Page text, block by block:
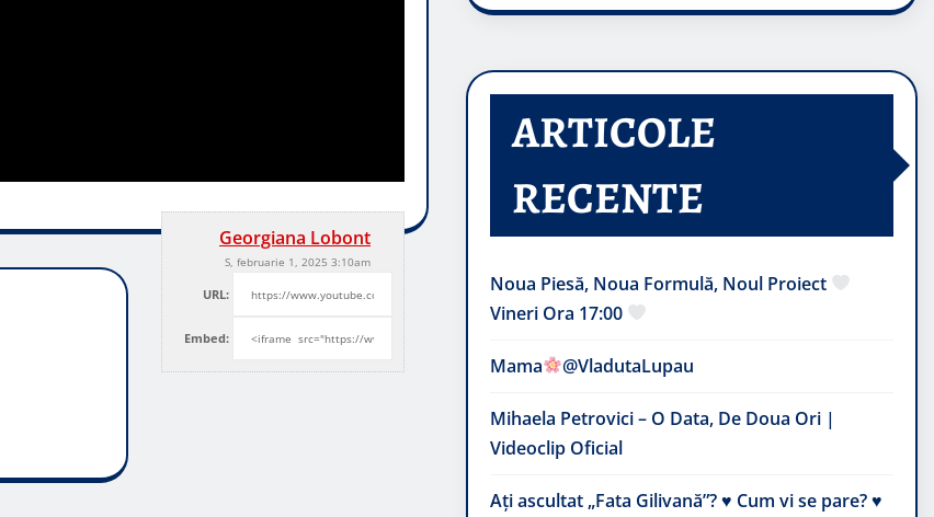
Georgiana Lobont
S, februarie 1, 2025 3:10am
URL:
Embed:
ARTICOLE
RECENTE
Noua Piesă, Noua Formulă, Noul Proiect
Vineri Ora 17:00
Mama @VladutaLupau
Mihaela Petrovici – O Data, De Doua Ori |
Videoclip Oficial
Ați ascultat „Fata Gilivană”? ♥️ Cum vi se pare? ♥️